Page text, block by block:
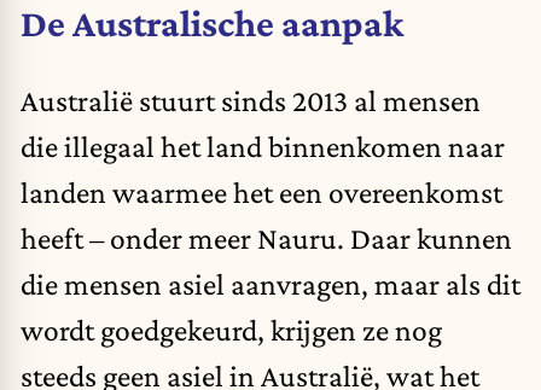
De Australische aanpak
Australië stuurt sinds 2013 al mensen
die illegaal het land binnenkomen naar
landen waarmee het een overeenkomst
heeft – onder meer Nauru. Daar kunnen
die mensen asiel aanvragen, maar als dit
wordt goedgekeurd, krijgen ze nog
steeds geen asiel in Australië, wat het